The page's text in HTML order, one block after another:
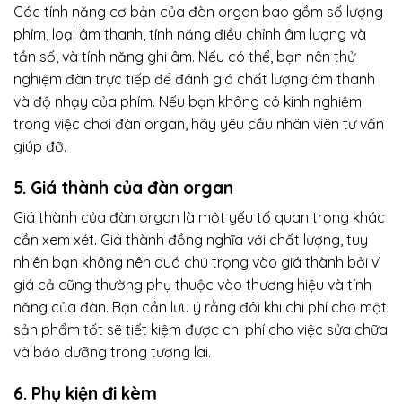
Các tính năng cơ bản của đàn organ bao gồm số lượng
phím, loại âm thanh, tính năng điều chỉnh âm lượng và
tần số, và tính năng ghi âm. Nếu có thể, bạn nên thử
nghiệm đàn trực tiếp để đánh giá chất lượng âm thanh
và độ nhạy của phím. Nếu bạn không có kinh nghiệm
trong việc chơi đàn organ, hãy yêu cầu nhân viên tư vấn
giúp đỡ.
5. Giá thành của đàn organ
Giá thành của đàn organ là một yếu tố quan trọng khác
cần xem xét. Giá thành đồng nghĩa với chất lượng, tuy
nhiên bạn không nên quá chú trọng vào giá thành bởi vì
giá cả cũng thường phụ thuộc vào thương hiệu và tính
năng của đàn. Bạn cần lưu ý rằng đôi khi chi phí cho một
sản phẩm tốt sẽ tiết kiệm được chi phí cho việc sửa chữa
và bảo dưỡng trong tương lai.
6. Phụ kiện đi kèm